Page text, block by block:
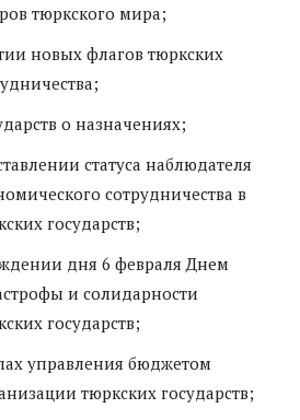
тюркского мира;
новых флагов тюркских
о назначениях;
статуса наблюдателя
сотрудничества в
государств;
дня 6 февраля Днем
и солидарности
государств;
управления бюджетом
тюркских государств;